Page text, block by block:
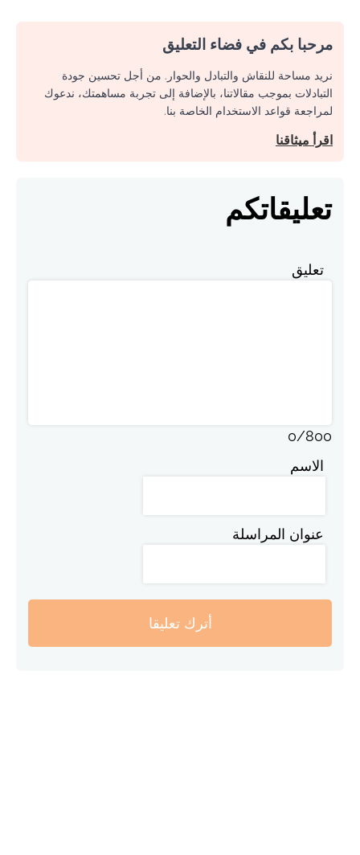
مرحبا بكم في فضاء التعليق
نريد مساحة للنقاش والتبادل والحوار. من أجل تحسين جودة
التبادلات بموجب مقالاتنا، بالإضافة إلى تجربة مساهمتك، ندعوك
لمراجعة قواعد الاستخدام الخاصة بنا.
اقرأ ميثاقنا
تعليقاتكم
تعليق
0/800
الاسم
عنوان المراسلة
أترك تعليقا